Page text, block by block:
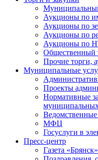
Аукционы по
Аукционы по
Аукционы по
Аукционы по
Общественный
Прочие торги,
Муниципальные
Проекты
Нормативные
МФЦ
Госуслуги в
Пресс-центр
Газета «Брянск»